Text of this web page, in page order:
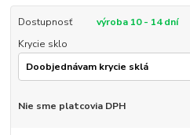
Dostupnosť
výroba 10 - 14 dní
Krycie sklo
Nie sme platcovia DPH